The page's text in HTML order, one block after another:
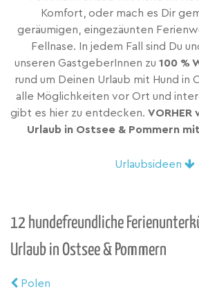
Komfort, oder mach es Dir
geräumigen, eingezäunten
Fellnase. In jedem Fall sind Du
unseren GastgeberInnen zu 100 %
rund um Deinen Urlaub mit Hund in
alle Möglichkeiten vor Ort und
gibt es hier zu entdecken. VORHER
Urlaub in Ostsee & Pommern
Urlaubsideen
12 hundefreundliche
Urlaub in Ostsee & Pommern
Polen